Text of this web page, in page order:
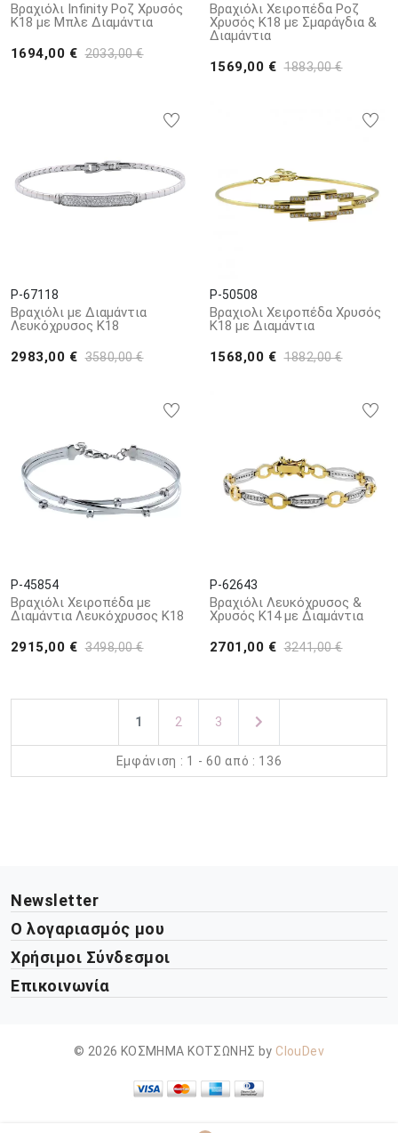
Βραχιόλι Infinity Ροζ Χρυσός
Κ18 με Μπλε Διαμάντια
1694,00 € 2033,00 €
Βραχιόλι Χειροπέδα Ροζ
Χρυσός Κ18 με Σμαράγδια &
Διαμάντια
1569,00 € 1883,00 €
P-67118
Βραχιόλι με Διαμάντια
Λευκόχρυσος Κ18
2983,00 € 3580,00 €
P-50508
Βραχιολι Χειροπέδα Χρυσός
Κ18 με Διαμάντια
1568,00 € 1882,00 €
P-45854
Βραχιόλι Χειροπέδα με
Διαμάντια Λευκόχρυσος Κ18
2915,00 € 3498,00 €
P-62643
Βραχιόλι Λευκόχρυσος &
Χρυσός Κ14 με Διαμάντια
2701,00 € 3241,00 €
1 2 3
Εμφάνιση : 1 - 60 από : 136
Newsletter
Ο λογαριασμός μου
Χρήσιμοι Σύνδεσμοι
Επικοινωνία
© 2026 ΚΟΣΜΗΜΑ ΚΟΤΣΩΝΗΣ by ClouDev